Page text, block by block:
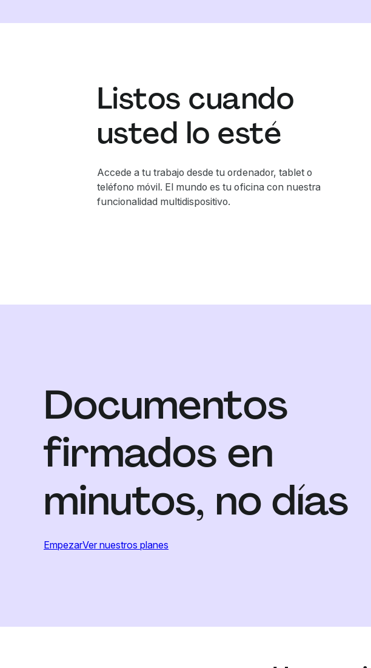
Listos cuando
usted lo esté
Accede a tu trabajo desde tu ordenador, tablet o
teléfono móvil. El mundo es tu oficina con nuestra
funcionalidad multidispositivo.
Documentos
firmados en
minutos, no días
EmpezarVer nuestros planes